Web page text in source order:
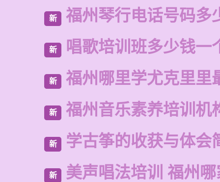
新 福州琴行电话号码多
新 唱歌培训班多少钱一
新 福州哪里学尤克里里
新 福州音乐素养培训机
新 学古筝的收获与体会
新 美声唱法培训 福州